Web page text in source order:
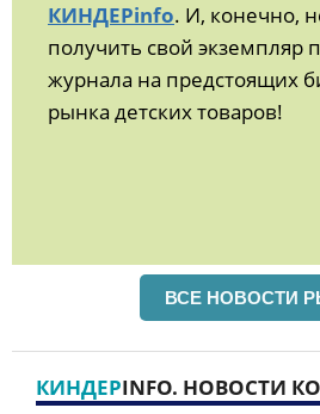
КИНДЕРinfo. И, конечно,
получить свой экземпляр
журнала на предстоящих
рынка детских товаров!
ВСЕ НОВОСТИ
КИНДЕРINFO. НОВОСТИ